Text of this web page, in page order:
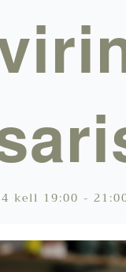
kell 19:00 -